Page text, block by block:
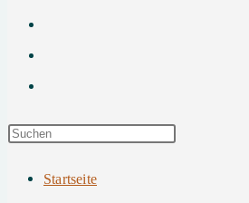
Startseite